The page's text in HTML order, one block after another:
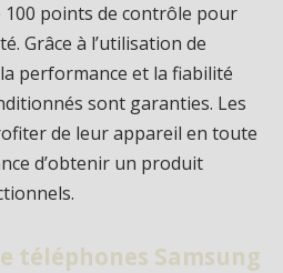
100 points de contrôle pour
Grâce à l’utilisation de
la performance et la fiabilité
sont garanties. Les
de leur appareil en toute
d’obtenir un produit
téléphones Samsung